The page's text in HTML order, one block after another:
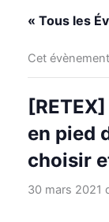
« Tous les
Cet
en pied
choisir
30 mars 2021